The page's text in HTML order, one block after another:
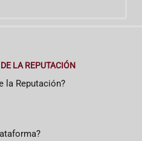
LA REPUTACIÓN
la Reputación?